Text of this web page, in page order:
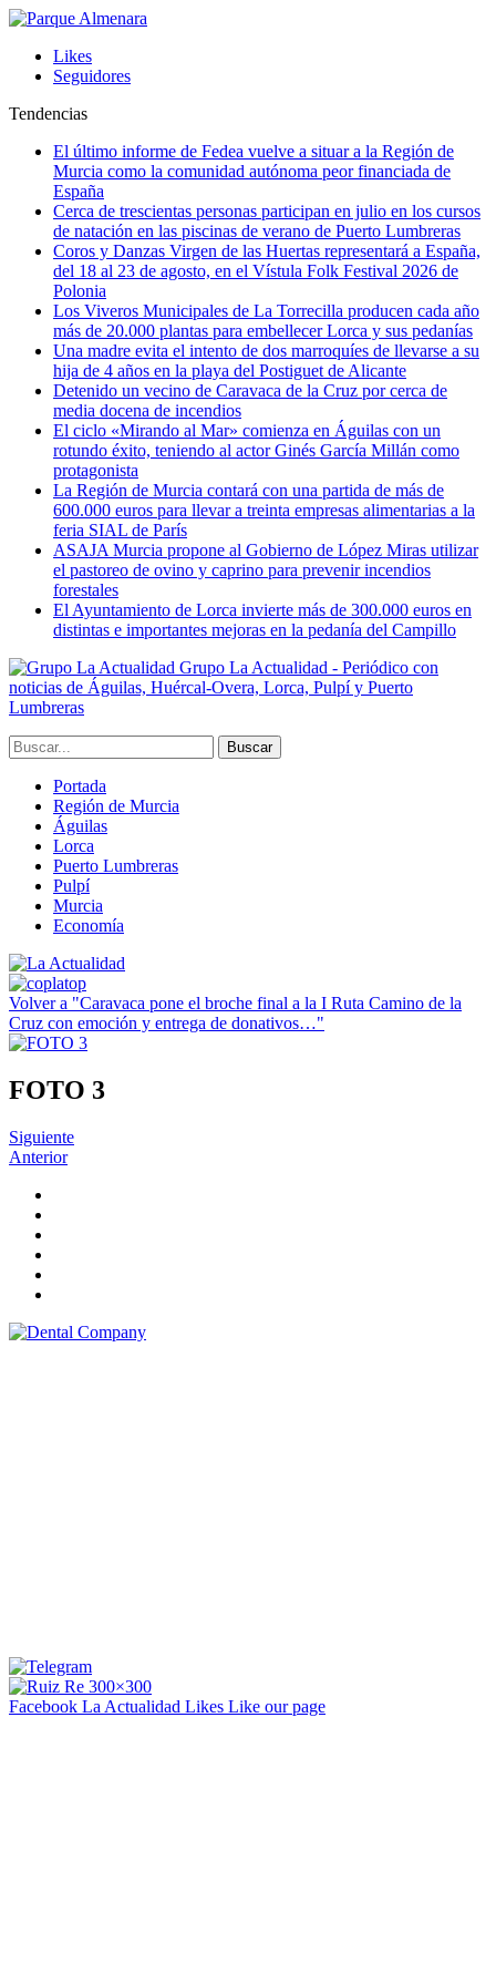
Likes
Seguidores
Tendencias
El último informe de Fedea vuelve a situar a la Región de
Murcia como la comunidad autónoma peor financiada de
España
Cerca de trescientas personas participan en julio en los cursos
de natación en las piscinas de verano de Puerto Lumbreras
Coros y Danzas Virgen de las Huertas representará a España,
del 18 al 23 de agosto, en el Vístula Folk Festival 2026 de
Polonia
Los Viveros Municipales de La Torrecilla producen cada año
más de 20.000 plantas para embellecer Lorca y sus pedanías
Una madre evita el intento de dos marroquíes de llevarse a su
hija de 4 años en la playa del Postiguet de Alicante
Detenido un vecino de Caravaca de la Cruz por cerca de
media docena de incendios
El ciclo «Mirando al Mar» comienza en Águilas con un
rotundo éxito, teniendo al actor Ginés García Millán como
protagonista
La Región de Murcia contará con una partida de más de
600.000 euros para llevar a treinta empresas alimentarias a la
feria SIAL de París
ASAJA Murcia propone al Gobierno de López Miras utilizar
el pastoreo de ovino y caprino para prevenir incendios
forestales
El Ayuntamiento de Lorca invierte más de 300.000 euros en
distintas e importantes mejoras en la pedanía del Campillo
Grupo La Actualidad - Periódico con
noticias de Águilas, Huércal-Overa, Lorca, Pulpí y Puerto
Lumbreras
Portada
Región de Murcia
Águilas
Lorca
Puerto Lumbreras
Pulpí
Murcia
Economía
Volver a "Caravaca pone el broche final a la I Ruta Camino de la
Cruz con emoción y entrega de donativos…"
FOTO 3
Siguiente
Anterior
Facebook La Actualidad Likes Like our page